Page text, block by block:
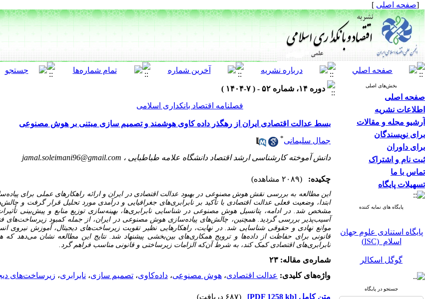
[صفحه اصلی ]
بخش‌های اصلی
صفحه اصلی
اطلاعات نشریه
آرشیو مجله و مقالات
برای نویسندگان
برای داوران
ثبت نام و اشتراک
تماس با ما
تسهیلات پایگاه
پایگاه های نمایه کننده
پایگاه استنادی علوم جهان
اسلام (ISC)
گوگل اسکالر
نورمگز
جستجو در پایگاه
دوره ۱۴، شماره ۵۲ - ( ۷-۱۴۰۴ )
فصلنامه اقتصاد بانکداری اسلامی
بسط عدالت اقتصادی ایران از رهگذر داده ‌کاوی هوشمند و تصمیم ‌سازی مبتنی بر هوش مصنوعی
جمال سلیمانی*
دانش آموخته کارشناسی ارشد اقتصاد دانشگاه علامه طباطبایی ، jamal.soleimani96@gmail.com
چکیده: (۲۰۸۹ مشاهده)
این مطالعه به بررسی نقش هوش مصنوعی در بهبود عدالت اقتصادی در ایران و ارائه راهکارهای عملی برای
ابتدا، وضعیت فعلی عدالت اقتصادی با تأکید بر نابرابری‌های جغرافیایی و درآمدی مورد تحلیل قرار گرفت و
مشخص شد. در ادامه، پتانسیل هوش مصنوعی در شناسایی نابرابری‌ها، بهینه‌سازی توزیع منابع و پیش‌بینی
آسیب‌پذیر بررسی گردید. همچنین، چالش‌های پیاده‌سازی هوش مصنوعی در ایران، از جمله کمبود زیرساخت‌های
موانع نهادی و حقوقی شناسایی شد. در نهایت، راهکارهایی نظیر تقویت زیرساخت‌های دیجیتال، آموزش نیروی
قانونی برای حفاظت از داده‌ها و ترویج همکاری‌های بین‌بخشی پیشنهاد شد. نتایج این مطالعه نشان می‌دهد
نابرابری‌های اقتصادی کمک کند، به شرط آن‌که الزامات زیرساختی و قانونی مناسب فراهم گرد.
شماره‌ی مقاله: ۲۳
واژه‌های کلیدی: عدالت اقتصادی، هوش مصنوعی، داده‌کاوی، تصمیم سازی، نابرابری، زیرساخت‌های
متن کامل [PDF 1258 kb]
(۶۸۷ دریافت)